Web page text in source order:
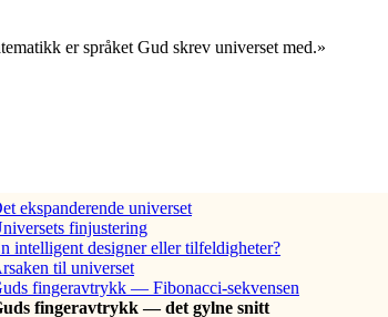
er språket Gud skrev universet med.»
ekspanderende universet
finjustering
intelligent designer eller tilfeldigheter?
til universet
fingeravtrykk — Fibonacci-sekvensen
fingeravtrykk — det gylne snitt